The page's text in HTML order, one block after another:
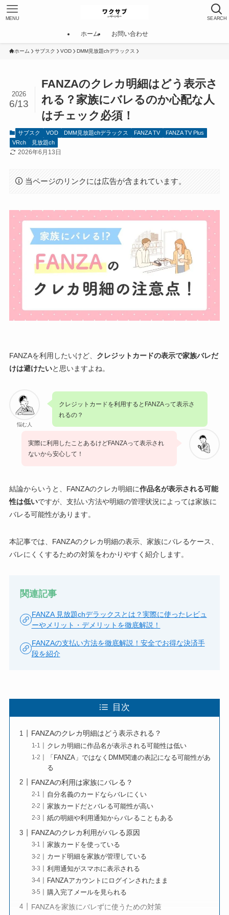
SEARCH
MENU
ホーム お問い合わせ
ホーム サブスク VOD DMM見放題chデラックス
FANZAのクレカ明細はどう表示さ
れる？家族にバレるのか心配な人
はチェック必須！
2026
6/13
サブスク VOD DMM見放題chデラックス FANZA TV
FANZA TV Plus
VRch
見放題ch
2026年6月13日
当ページのリンクには広告が含まれています。
FANZAを利用したいけど、 クレジットカードの表示で家族バレだ
けは避けたいと思いますよね。
悩む人
クレジットカードを利用するとFANZAって表示さ
れるの？
実際に利用したことあるけどFANZAって表示され
ないから安心して！
結論からいうと、FANZAのクレカ明細に作品名が表示される可能
性は低いですが、支払い方法や明細の管理状況によっては家族に
バレる可能性があります。
本記事では、FANZAのクレカ明細の表示、家族にバレるケース、
バレにくくするための対策をわかりやすく紹介します。
関連記事
FANZA 見放題chデラックスとは？実際に使ったレビュ
ーやメリット・デメリットを徹底解説！
FANZAの支払い方法を徹底解説！安全でお得な決済手
段を紹介
目次
FANZAのクレカ明細はどう表示される？
クレカ明細に作品名が表示される可能性は低い
「FANZA」ではなくDMM関連の表記になる可能性があ
る
FANZAの利用は家族にバレる？
自分名義のカードならバレにくい
家族カードだとバレる可能性が高い
紙の明細や利用通知からバレることもある
FANZAのクレカ利用がバレる原因
家族カードを使っている
カード明細を家族が管理している
利用通知がスマホに表示される
FANZAアカウントにログインされたまま
購入完了メールを見られる
FANZAを家族にバレずに使うための対策